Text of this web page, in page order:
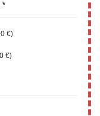
*
€)
€)